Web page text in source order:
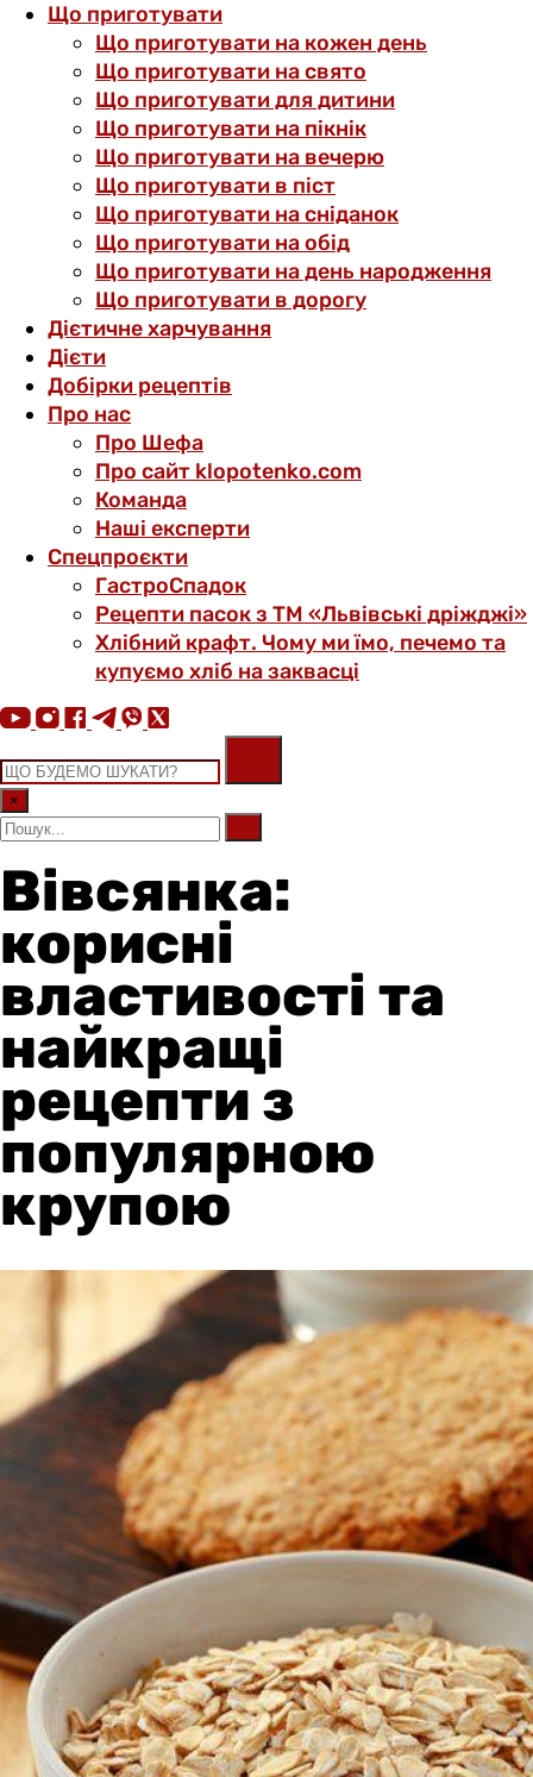
Що приготувати
Що приготувати на кожен день
Що приготувати на свято
Що приготувати для дитини
Що приготувати на пікнік
Що приготувати на вечерю
Що приготувати в піст
Що приготувати на сніданок
Що приготувати на обід
Що приготувати на день народження
Що приготувати в дорогу
Дієтичне харчування
Дієти
Добірки рецептів
Про нас
Про Шефа
Про сайт klopotenko.com
Команда
Наші експерти
Спецпроєкти
ГастроСпадок
Рецепти пасок з ТМ «Львівські дріжджі»
Хлібний крафт. Чому ми їмо, печемо та
купуємо хліб на заквасці
×
Вівсянка:
корисні
властивості та
найкращі
рецепти з
популярною
крупою